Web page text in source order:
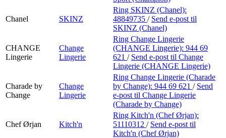
Chanel SKINZ
Ring SKINZ (Chanel):
48849735 / Send e-post til
SKINZ (Chanel)
CHANGE
Lingerie
Change
Lingerie
Ring Change Lingerie
(CHANGE Lingerie): 944 69
621 / Send e-post til Change
Lingerie (CHANGE Lingerie)
Charade by
Change
Change
Lingerie
Ring Change Lingerie (Charade
by Change): 944 69 621 / Send
e-post til Change Lingerie
(Charade by Change)
Chef Ørjan Kitch'n
Ring Kitch'n (Chef Ørjan):
51110312 / Send e-post til
Kitch'n (Chef Ørjan)